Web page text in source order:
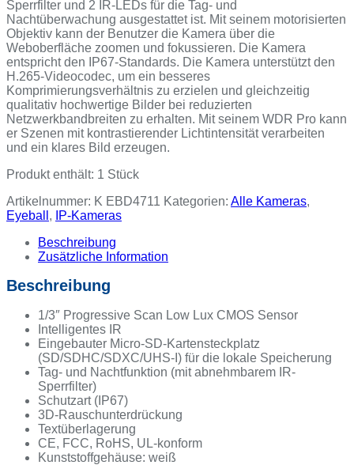
Sperrfilter und 2 IR-LEDs für die Tag- und
Nachtüberwachung ausgestattet ist. Mit seinem motorisierten
Objektiv kann der Benutzer die Kamera über die
Weboberfläche zoomen und fokussieren. Die Kamera
entspricht den IP67-Standards. Die Kamera unterstützt den
H.265-Videocodec, um ein besseres
Komprimierungsverhältnis zu erzielen und gleichzeitig
qualitativ hochwertige Bilder bei reduzierten
Netzwerkbandbreiten zu erhalten. Mit seinem WDR Pro kann
er Szenen mit kontrastierender Lichtintensität verarbeiten
und ein klares Bild erzeugen.
Produkt enthält: 1 Stück
Artikelnummer: K EBD4711 Kategorien: Alle Kameras,
Eyeball ,
IP-Kameras
Beschreibung
Zusätzliche Information
Beschreibung
1/3″ Progressive Scan Low Lux CMOS Sensor
Intelligentes IR
Eingebauter Micro-SD-Kartensteckplatz
(SD/SDHC/SDXC/UHS-I) für die lokale Speicherung
Tag- und Nachtfunktion (mit abnehmbarem IR-
Sperrfilter)
Schutzart (IP67)
3D-Rauschunterdrückung
Textüberlagerung
CE, FCC, RoHS, UL-konform
Kunststoffgehäuse: weiß